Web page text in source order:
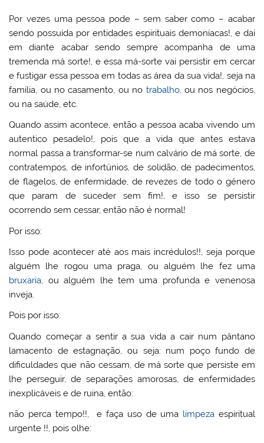
M
ai
l
o
o
k
p
p
ss c
o
m
n
Por vezes uma pessoa pode – sem saber como – acabar
sendo possuída por entidades espirituais demoníacas!, e dai
em diante acabar sendo sempre acompanha de uma
tremenda má sorte!, e essa má-sorte vai persistir em cercar
e fustigar essa pessoa em todas as área da sua vida!, seja na
família, ou no casamento, ou no trabalho, ou nos negócios,
ou na saúde, etc.
Quando assim acontece, então a pessoa acaba vivendo um
autentico pesadelo!, pois que a vida que antes estava
normal passa a transformar-se num calvário de má sorte, de
contratempos, de infortúnios, de solidão, de padecimentos,
de flagelos, de enfermidade, de revezes de todo o género
que param de suceder sem fim!, e isso se persistir
ocorrendo sem cessar, então não é normal!
Por isso:
Isso pode acontecer até aos mais incrédulos!!, seja porque
alguém lhe rogou uma praga, ou alguém lhe fez uma
bruxaria, ou alguém lhe tem uma profunda e venenosa
inveja.
Pois por isso:
Quando começar a sentir a sua vida a cair num pântano
lamacento de estagnação, ou seja: num poço fundo de
dificuldades que não cessam, de má sorte que persiste em
lhe perseguir, de separações amorosas, de enfermidades
inexplicáveis e de ruina, então:
não perca tempo!!, e faça uso de uma limpeza espiritual
urgente !!, pois olhe: